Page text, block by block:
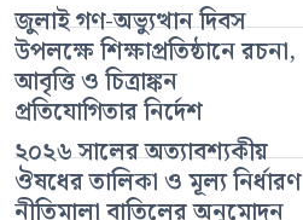
জুলাই গণ-অভ্যুত্থান দিবস
উপলক্ষে শিক্ষাপ্রতিষ্ঠানে রচনা,
আবৃত্তি ও চিত্রাঙ্কন
প্রতিযোগিতার নির্দেশ
২০২৬ সালের অত্যাবশ্যকীয়
ঔষধের তালিকা ও মূল্য নির্ধারণ